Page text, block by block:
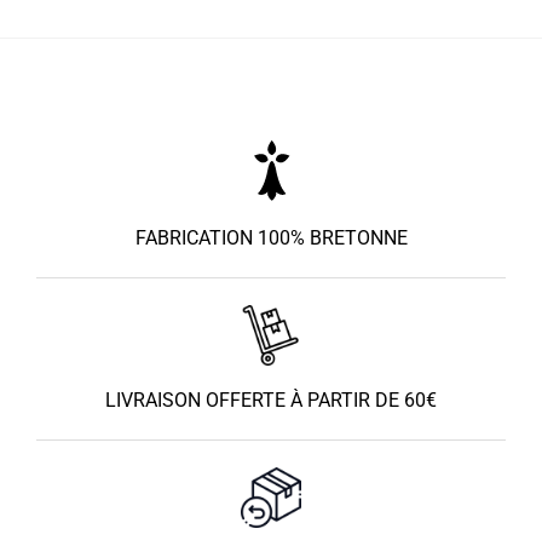
FABRICATION 100% BRETONNE
LIVRAISON OFFERTE À PARTIR DE 60€